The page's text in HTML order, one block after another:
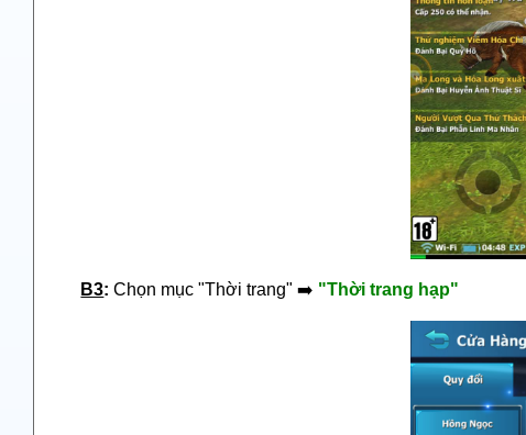
B3:Chọn mục "Thời trang"➡️ "Thời trang hạp"